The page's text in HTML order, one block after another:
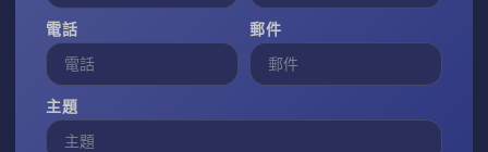
電話 郵件
主題